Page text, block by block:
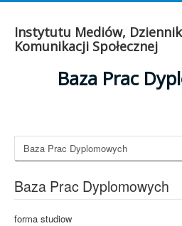
Instytutu Mediów,
Komunikacji Społecznej
Baza Prac
Baza Prac Dyplomowych
Baza Prac Dyplomowych
forma studiow